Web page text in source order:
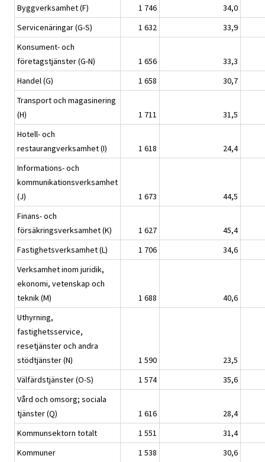
Byggverksamhet (F)
1 746
34,0
Servicenäringar (G-S)
1 632
33,9
Konsument- och
företagstjänster (G-N)
1 656
33,3
Handel (G)
1 658
30,7
Transport och magasinering
(H)
1 711
31,5
Hotell- och
restaurangverksamhet (I)
1 618
24,4
Informations- och
kommunikationsverksamhet
(J)
1 673
44,5
Finans- och
försäkringsverksamhet (K)
1 627
45,4
Fastighetsverksamhet (L)
1 706
34,6
Verksamhet inom juridik,
ekonomi, vetenskap och
teknik (M)
1 688
40,6
Uthyrning,
fastighetsservice,
resetjänster och andra
stödtjänster (N)
1 590
23,5
Välfärdstjänster (O-S)
1 574
35,6
Vård och omsorg; sociala
tjänster (Q)
1 616
28,4
Kommunsektorn totalt
1 551
31,4
Kommuner
1 538 30,6